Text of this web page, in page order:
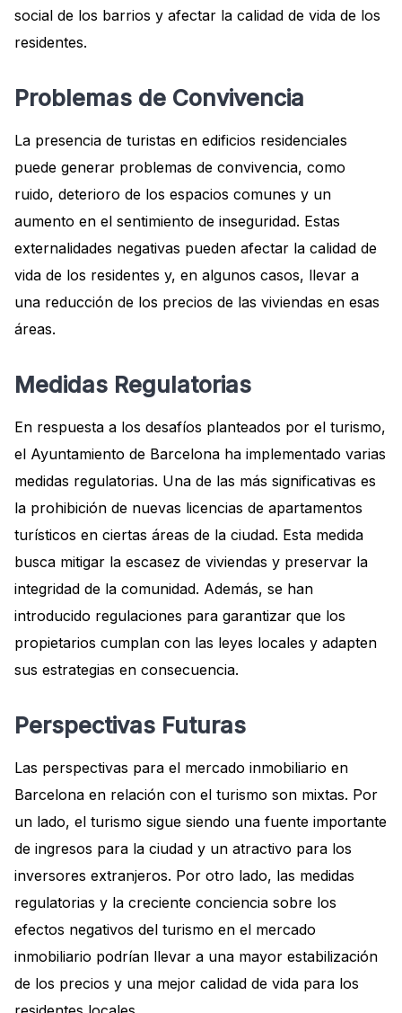
social de los barrios y afectar la calidad de vida de los
residentes.
Problemas de Convivencia
La presencia de turistas en edificios residenciales
puede generar problemas de convivencia, como
ruido, deterioro de los espacios comunes y un
aumento en el sentimiento de inseguridad. Estas
externalidades negativas pueden afectar la calidad de
vida de los residentes y, en algunos casos, llevar a
una reducción de los precios de las viviendas en esas
áreas.
Medidas Regulatorias
En respuesta a los desafíos planteados por el turismo,
el Ayuntamiento de Barcelona ha implementado varias
medidas regulatorias. Una de las más significativas es
la prohibición de nuevas licencias de apartamentos
turísticos en ciertas áreas de la ciudad. Esta medida
busca mitigar la escasez de viviendas y preservar la
integridad de la comunidad. Además, se han
introducido regulaciones para garantizar que los
propietarios cumplan con las leyes locales y adapten
sus estrategias en consecuencia.
Perspectivas Futuras
Las perspectivas para el mercado inmobiliario en
Barcelona en relación con el turismo son mixtas. Por
un lado, el turismo sigue siendo una fuente importante
de ingresos para la ciudad y un atractivo para los
inversores extranjeros. Por otro lado, las medidas
regulatorias y la creciente conciencia sobre los
efectos negativos del turismo en el mercado
inmobiliario podrían llevar a una mayor estabilización
de los precios y una mejor calidad de vida para los